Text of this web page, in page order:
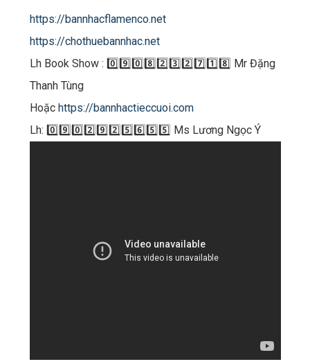
https://bannhacflamenco.net​​​
https://chothuebannhac.net​​​
Lh Book Show : 0️⃣9️⃣0️⃣8️⃣2️⃣3️⃣2️⃣7️⃣1️⃣8️⃣ Mr Đặng
Thanh Tùng
Hoặc https://bannhactieccuoi.com​​​
Lh: 0️⃣9️⃣0️⃣2️⃣9️⃣2️⃣5️⃣6️⃣5️⃣5️⃣ Ms Lương Ngọc Ý